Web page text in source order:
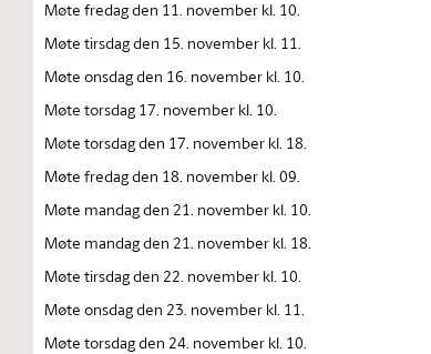
Møte fredag den 11. november kl. 10.
Møte tirsdag den 15. november kl. 11.
Møte onsdag den 16. november kl. 10.
Møte torsdag 17. november kl. 10.
Møte torsdag den 17. november kl. 18.
Møte fredag den 18. november kl. 09.
Møte mandag den 21. november kl. 10.
Møte mandag den 21. november kl. 18.
Møte tirsdag den 22. november kl. 10.
Møte onsdag den 23. november kl. 11.
Møte torsdag den 24. november kl. 10.